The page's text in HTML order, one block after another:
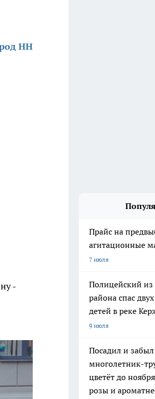
НН
-
Прайс на
агитационные
7 июля
Полицейский из
района спас
детей в реке
9 июля
Посадил и
многолетник-
цветёт до
розы и